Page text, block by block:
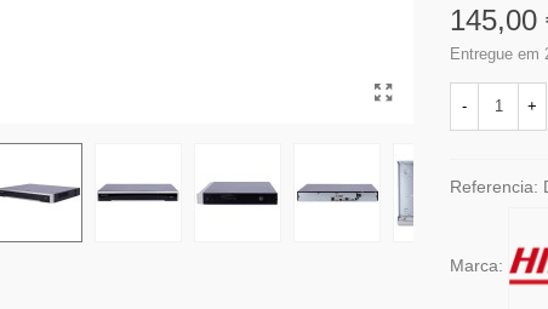
145,00
Entregue em
- +
Referencia:
Marca: